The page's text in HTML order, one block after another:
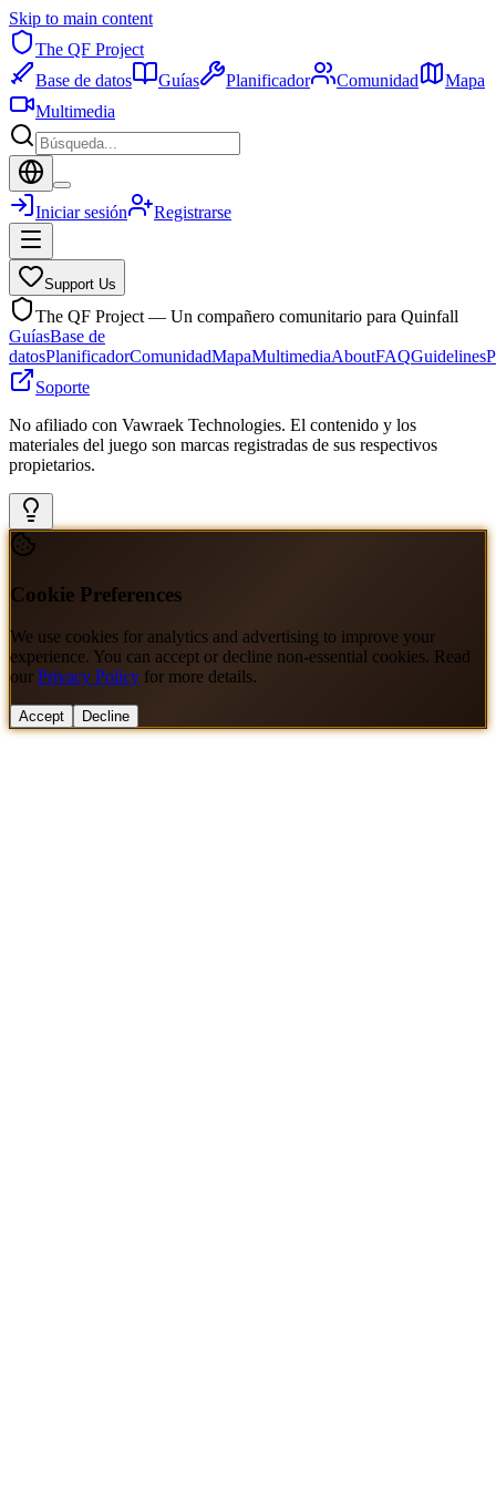
Skip to main content
The QF Project
Base de datos
Guías Planificador Comunidad
Mapa
Multimedia
Iniciar sesión Registrarse
Support Us
The QF Project — Un compañero comunitario para Quinfall
GuíasBase de
datosPlanificadorComunidadMapaMultimediaAboutFAQGuidelines
Soporte
No afiliado con Vawraek Technologies. El contenido y los
materiales del juego son marcas registradas de sus respectivos
propietarios.
Cookie Preferences
We use cookies for analytics and advertising to improve your
experience. You can accept or decline non-essential cookies. Read
our Privacy Policy for more details.
Accept Decline